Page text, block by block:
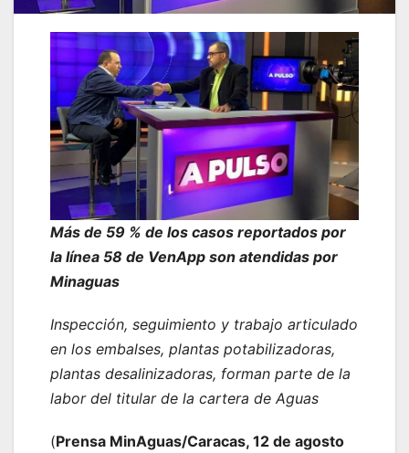
Más de 59 % de los casos reportados por
la línea 58 de VenApp son atendidas por
Minaguas
Inspección, seguimiento y trabajo articulado
en los embalses, plantas potabilizadoras,
plantas desalinizadoras, forman parte de la
labor del titular de la cartera de Aguas
(Prensa MinAguas/Caracas, 12 de agosto